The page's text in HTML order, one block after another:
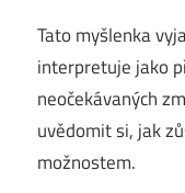
Tato myšlenka
interpretuje jako
neočekávaných
uvědomit si, jak
možnostem.